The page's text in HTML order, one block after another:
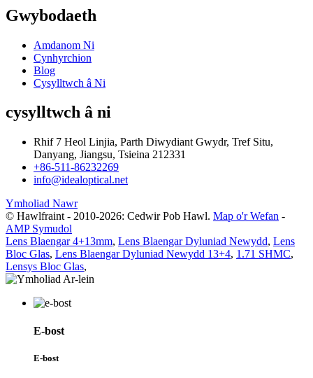
Gwybodaeth
Amdanom Ni
Cynhyrchion
Blog
Cysylltwch â Ni
cysylltwch â ni
Rhif 7 Heol Linjia, Parth Diwydiant Gwydr, Tref Situ,
Danyang, Jiangsu, Tsieina 212331
+86-511-86232269
info@idealoptical.net
Ymholiad Nawr
© Hawlfraint - 2010-2026: Cedwir Pob Hawl. Map o'r Wefan -
AMP Symudol
Lens Blaengar 4+13mm, Lens Blaengar Dyluniad Newydd, Lens
Bloc Glas, Lens Blaengar Dyluniad Newydd 13+4, 1.71 SHMC,
Lensys Bloc Glas,
E-bost
E-bost